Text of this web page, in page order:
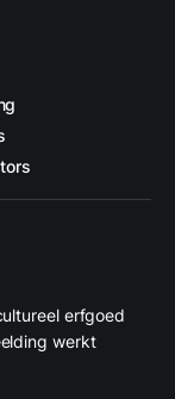
erfgoed
werkt